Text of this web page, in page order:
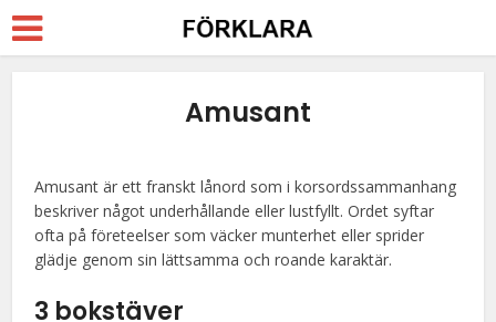
Amusant
Amusant är ett franskt lånord som i korsordssammanhang
beskriver något underhållande eller lustfyllt. Ordet syftar
ofta på företeelser som väcker munterhet eller sprider
glädje genom sin lättsamma och roande karaktär.
3 bokstäver